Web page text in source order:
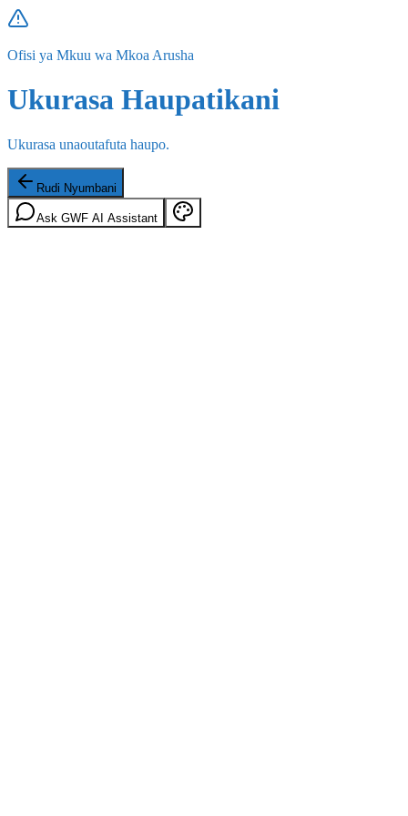
Ofisi ya Mkuu wa Mkoa Arusha
Ukurasa Haupatikani
Ukurasa unaoutafuta haupo.
Rudi Nyumbani
Ask GWF AI Assistant